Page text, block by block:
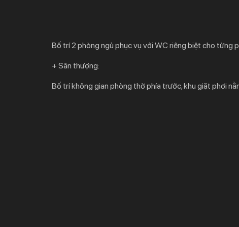
Bố trí 2 phòng ngủ phục vụ với WC riêng biệt cho từng
+ Sân thượng:
Bố trí không gian phòng thờ phía trước, khu giặt phơi